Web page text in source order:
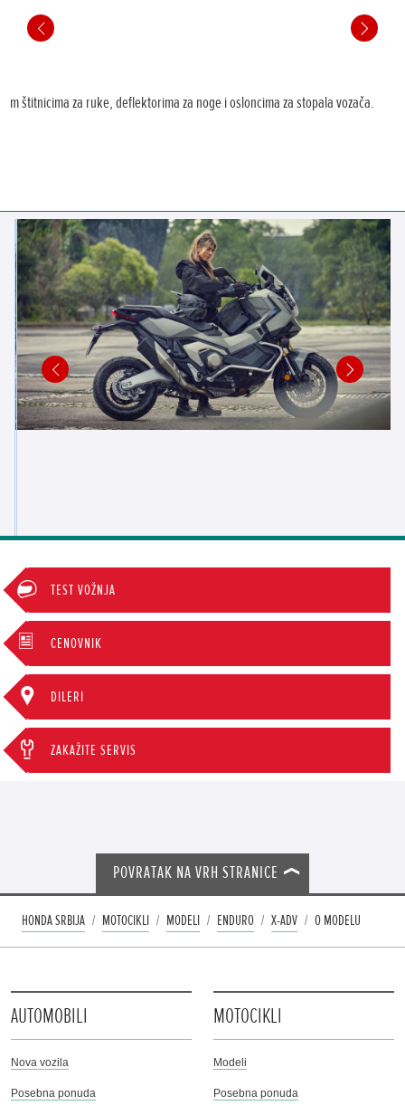
štitnicima za ruke, deflektorima za noge i osloncima za stopala vozača.
TEST VOŽNJA
CENOVNIK
DILERI
ZAKAŽITE SERVIS
POVRATAK NA VRH STRANICE
HONDA SRBIJA MOTOCIKLI MODELI ENDURO X-ADV O MODELU
AUTOMOBILI
Nova vozila
Posebna ponuda
MOTOCIKLI
Modeli
Posebna ponuda